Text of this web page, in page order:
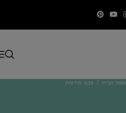
עמוד הבית / צבעי מחיצות